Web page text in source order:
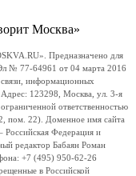
Москва»
Предназначено для
№ 77-64961 от 04 марта 2016
информационных
123298, Москва, ул. 3-я
ответственностью
пом. 22). Доменное имя сайта
Российская Федерация и
редактор Бабаян Роман
+7 (495) 950-62-26
в Российской